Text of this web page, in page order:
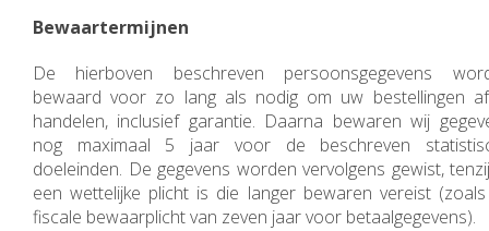
Bewaartermijnen
De hierboven beschreven persoonsgegevens
bewaard voor zo lang als nodig om uw bestellingen
handelen, inclusief garantie. Daarna bewaren wij
nog maximaal 5 jaar voor de beschreven
doeleinden. De gegevens worden vervolgens gewist,
een wettelijke plicht is die langer bewaren vereist
fiscale bewaarplicht van zeven jaar voor betaalgegevens).